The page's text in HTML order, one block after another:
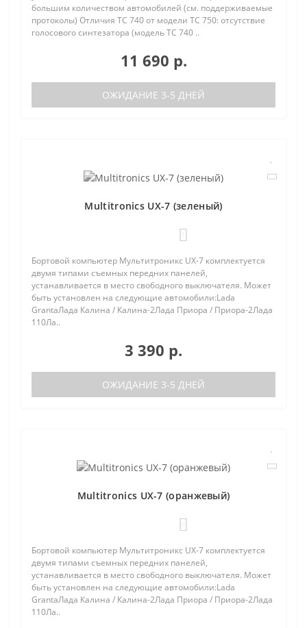
большим количеством автомобилей (см. поддерживаемые
протоколы) Отличия TC 740 от модели TC 750: отсутствие
голосового синтезатора (модель TC 740 ..
11 690 р.
ОЖИДАНИЕ 3-5 ДНЕЙ
Multitronics UX-7 (зеленый)
Бортовой компьютер Мультитроникс UX-7 комплектуется
двумя типами съемных передних панелей,
устанавливается в место свободного выключателя. Может
быть установлен на следующие автомобили:Lada
GrantaЛада Калина / Калина-2Лада Приора / Приора-2Лада
110Ла..
3 390 р.
ОЖИДАНИЕ 3-5 ДНЕЙ
Multitronics UX-7 (оранжевый)
Бортовой компьютер Мультитроникс UX-7 комплектуется
двумя типами съемных передних панелей,
устанавливается в место свободного выключателя. Может
быть установлен на следующие автомобили:Lada
GrantaЛада Калина / Калина-2Лада Приора / Приора-2Лада
110Ла..